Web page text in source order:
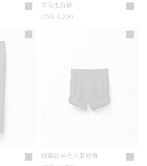
羊毛七分裤
CN¥ 9,700
细条纹羊毛正装短裤